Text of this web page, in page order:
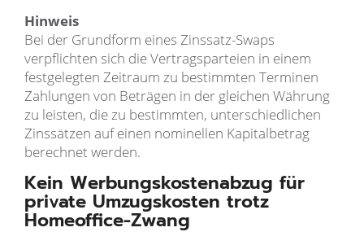
Hinweis
Bei der Grundform eines Zinssatz-Swaps
verpflichten sich die Vertragsparteien in einem
festgelegten Zeitraum zu bestimmten Terminen
Zahlungen von Beträgen in der gleichen Währung
zu leisten, die zu bestimmten, unterschiedlichen
Zinssätzen auf einen nominellen Kapitalbetrag
berechnet werden.
Kein Werbungskostenabzug für
private Umzugskosten trotz
Homeoffice-Zwang